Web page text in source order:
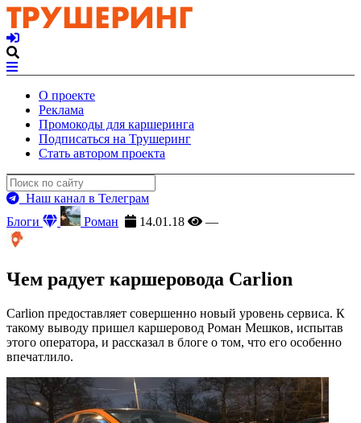
О проекте
Реклама
Промокоды для каршеринга
Подписаться на Трушеринг
Стать автором проекта
Наш канал в Телеграм
Блоги
Роман 14.01.18 —
Чем радует каршеровода Carlion
Carlion предоставляет совершенно новый уровень сервиса. К
такому выводу пришел каршеровод Роман Мешков, испытав
этого оператора, и рассказал в блоге о том, что его особенно
впечатлило.